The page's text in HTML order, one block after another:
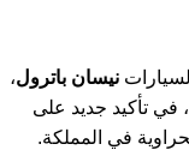
نيسان باترول،
، في تأكيد جديد على
في المملكة.